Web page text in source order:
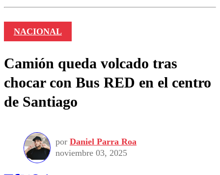
NACIONAL
Camión queda volcado tras
chocar con Bus RED en el centro
de Santiago
por Daniel Parra Roa
noviembre 03, 2025